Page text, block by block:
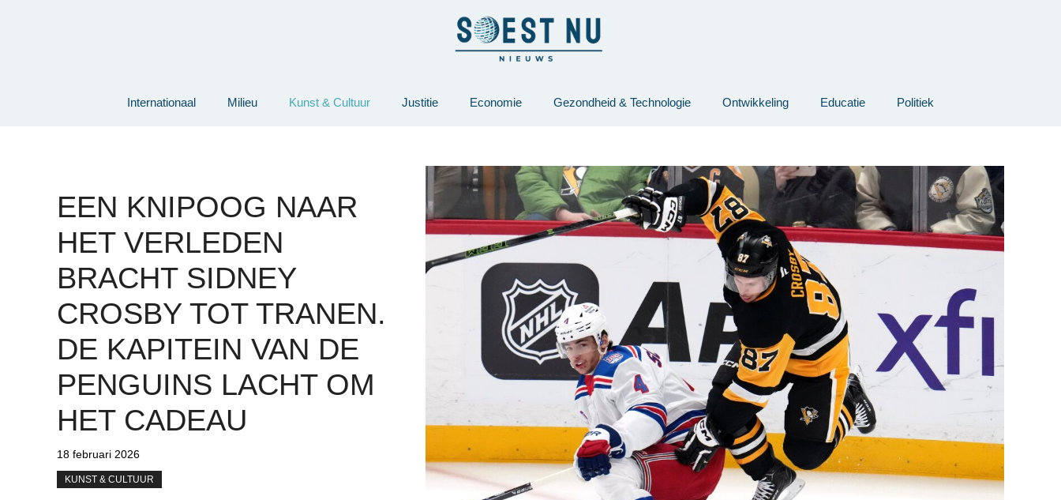
Internationaal Milieu Kunst & Cultuur Justitie Economie Gezondheid & Technologie Ontwikkeling Educatie Politiek
EEN KNIPOOG NAAR
HET VERLEDEN
BRACHT SIDNEY
CROSBY TOT TRANEN.
DE KAPITEIN VAN DE
PENGUINS LACHT OM
HET CADEAU
18 februari 2026
KUNST & CULTUUR